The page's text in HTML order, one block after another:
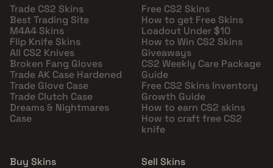
Trade CS2 Skins
Best Trading Site
M4A4 Skins
Flip Knife Skins
All CS2 Knives
Broken Fang Gloves
Trade AK Case Hardened
Trade Glove Case
Trade Clutch Case
Dreams & Nightmares
Case
Free CS2 Skins
How to get Free Skins
Loadout Under $10
How to Win CS2 Skins
Giveaways
CS2 Weekly Care Package
Guide
Free CS2 Skins Inventory
Growth Guide
How to earn CS2 skins
How to craft free CS2
knife
Buy Skins Sell Skins